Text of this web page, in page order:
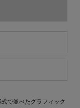
で並べたグラフィック